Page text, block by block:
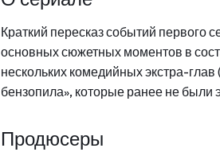
Краткий пересказ событий
основных сюжетных моментов в
нескольких комедийных экстра-
бензопила», которые ранее не
Продюсеры